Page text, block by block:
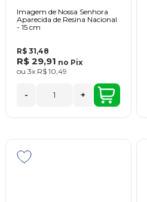
Imagem de Nossa Senhora
Aparecida de Resina Nacional
- 15 cm
R$ 31,48
R$ 29,91 no Pix
ou 3x R$ 10,49
- +